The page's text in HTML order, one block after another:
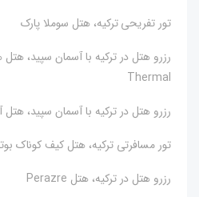
تور تفریحی ترکیه، هتل سوملا پارک
Thermal
رزرو هتل در ترکیه با آسمان سپید،
تور مسافرتی ترکیه، هتل کیف کوناک
رزرو هتل در ترکیه، هتل Perazre